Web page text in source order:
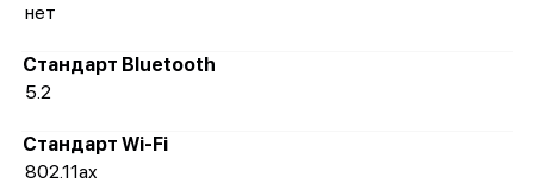
нет
Стандарт Bluetooth
5.2
Стандарт Wi-Fi
802.11ax